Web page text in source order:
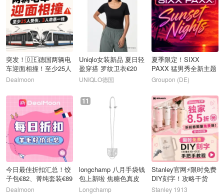
突发！🇩🇪德国两辆电
车迎面相撞！至少25人
受伤
Dealmoon
Uniqlo女装新品 夏日轻
盈穿搭 罗纹卫衣€20
UNIQLO德国
夏季限定！SIXX
PAXX 猛男秀全新主题
带姐妹们一起打卡🤤
Groupon (DE)
今日最佳折扣汇总！饺
子包€82、菁纯套装€89
Dealmoon
11
longchamp 八月手袋钱
包上新啦 焦糖色真皮
手袋€490
Longchamp
12
Stanley官网⚡️限时免费
DIY刻字！攻略干货
+AI指令直接戳
Stanley 1913